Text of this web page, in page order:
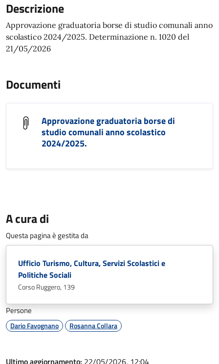
Descrizione
Approvazione graduatoria borse di studio comunali anno
scolastico 2024/2025. Determinazione n. 1020 del
21/05/2026
Documenti
Approvazione graduatoria borse di
studio comunali anno scolastico
2024/2025.
A cura di
Questa pagina è gestita da
Ufficio Turismo, Cultura, Servizi Scolastici e
Politiche Sociali
Corso Ruggero, 139
Persone
Dario Favognano Rosanna Collara
Ultimo aggiornamento: 22/05/2026, 12:04